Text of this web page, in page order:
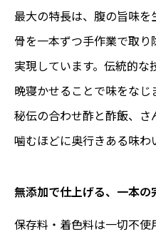
最大の特長は、腹の旨味
骨を一本ずつ手作業で取
実現しています。伝統的
晩寝かせることで味をなじ
秘伝の合わせ酢と酢飯、さ
噛むほどに奥行きある味わ
無添加で仕上げる、一本の
保存料・着色料は一切不